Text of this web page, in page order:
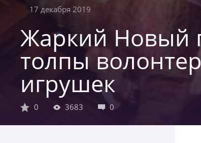
17 декабря 2019
Жаркий Новый
толпы
игрушек
0 3683 0